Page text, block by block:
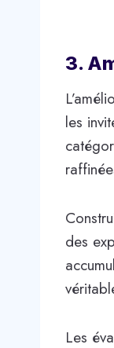
3.
les
des
Les